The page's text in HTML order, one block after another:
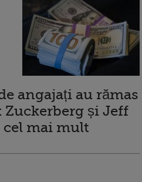
angajați au rămas
și Jeff
cel mai mult